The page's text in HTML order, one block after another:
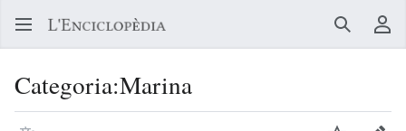
Buscar
Categoria:Marina